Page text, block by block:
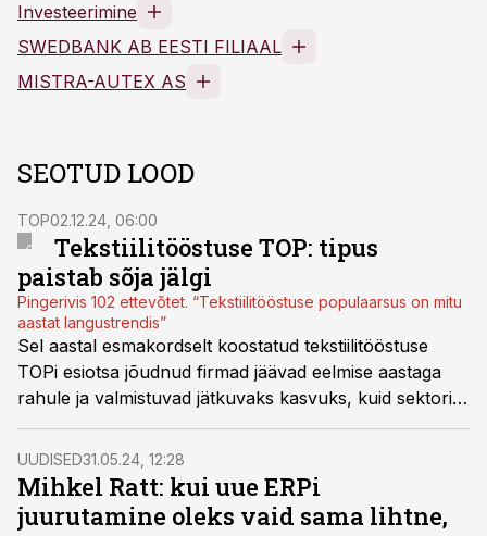
Investeerimine
SWEDBANK AB EESTI FILIAAL
MISTRA-AUTEX AS
SEOTUD LOOD
TOP02.12.24, 06:00
Tekstiilitööstuse TOP: tipus
paistab sõja jälgi
Pingerivis 102 ettevõtet. “Tekstiilitööstuse populaarsus on mitu
aastat langustrendis”
Sel aastal esmakordselt koostatud tekstiilitööstuse
TOPi esiotsa jõudnud firmad jäävad eelmise aastaga
rahule ja valmistuvad jätkuvaks kasvuks, kuid sektori
üldseisu hindavad ettevõtted langevaks.
UUDISED31.05.24, 12:28
Mihkel Ratt: kui uue ERPi
juurutamine oleks vaid sama lihtne,